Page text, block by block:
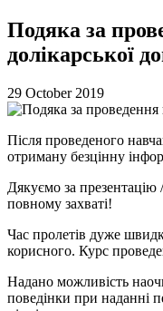
Подяка за
долікарської
29 October 2019
Після проведеного
отриману безцінну
Дякуємо за презентацію
повному захваті!
Час пролетів дуже
корисного. Курс
Надано можливість
поведінки при наданні